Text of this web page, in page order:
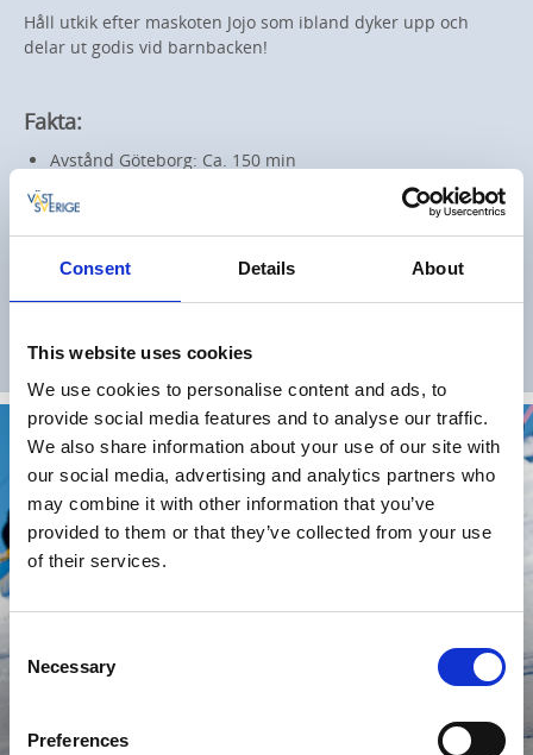
Consent Details About
This website uses cookies
We use cookies to personalise content and ads, to
provide social media features and to analyse our traffic.
We also share information about your use of our site with
our social media, advertising and analytics partners who
may combine it with other information that you’ve
provided to them or that they’ve collected from your use
of their services.
Selection
Necessary
Preferences
Håll utkik efter maskoten Jojo som ibland dyker upp och
delar ut godis vid barnbacken!
Fakta:
Avstånd Göteborg: Ca. 150 min
Liftar: 4 (2 knappliftar, 2 ankarliftar)
Mat: Cafeteria, värmestuga, grillplatser
Faciliteter: Skiduthyrning, skidskola, kvällsbelysning